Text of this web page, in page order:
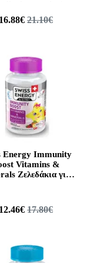
16.88€ 21.10€
Energy Immunity
Vitamins &
Ζελεδάκια για
12.46€ 17.80€